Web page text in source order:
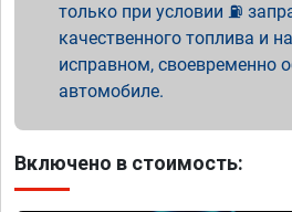
только при условии ⛽
качественного топлива и
исправном, своевременно
автомобиле.
Включено в стоимость: